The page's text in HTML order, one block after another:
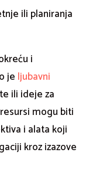
ili planiranja
i
je ljubavni
ili ideje za
mogu biti
i alata koji
kroz izazove